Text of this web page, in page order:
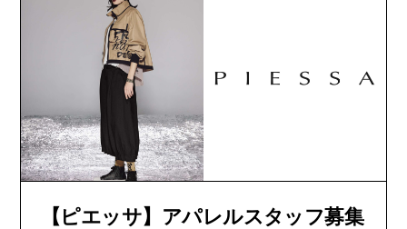
【ピエッサ】アパレルスタッフ募集